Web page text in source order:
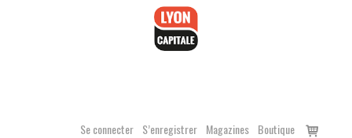
Se connecter S’enregistrer Magazines Boutique
Voir